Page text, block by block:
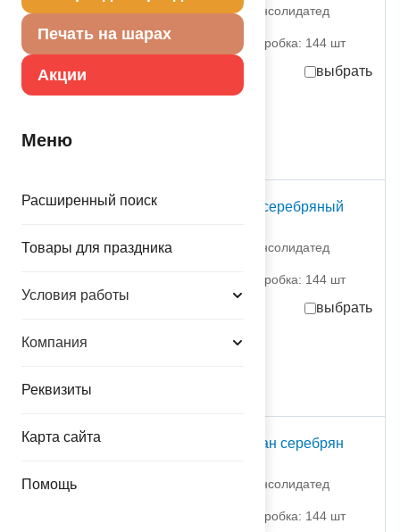
Печать на шарах
Акции
Меню
Расширенный поиск
Товары для праздника
Условия работы
Компания
Реквизиты
Карта сайта
Помощь
1502-3780 Дженерал Консолидатед
партия поставки: 1 шт коробка: 144 шт
выбрать
Стакан фольгирован серебряный
1502-3781 Дженерал Консолидатед
партия поставки: 1 шт коробка: 144 шт
выбрать
86,00руб.
Салфетка фольгирован серебрян
1502-3782 Дженерал Консолидатед
партия поставки: 1 шт коробка: 144 шт